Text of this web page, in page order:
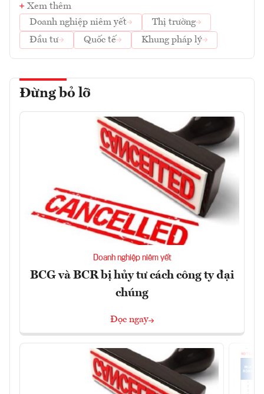
Xem thêm
Doanh nghiệp niêm yết
Thị trường
Đầu tư
Quốc tế Khung pháp lý
Đừng bỏ lỡ
Doanh nghiệp niêm yết
BCG và BCR bị hủy tư cách công ty đại
chúng
Đọc ngay